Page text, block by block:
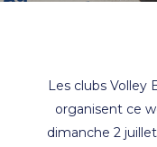
Les clubs Volley
organisent ce
dimanche 2